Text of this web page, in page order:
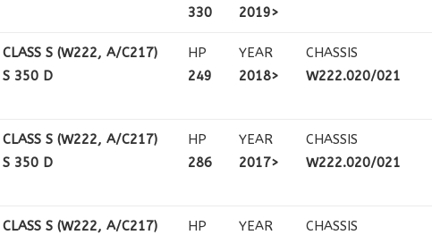
330
2019>
CLASS S (W222, A/C217)
S 350 D
HP
249
YEAR
2018>
CHASSIS
W222.020/021
CLASS S (W222, A/C217)
S 350 D
HP
286
YEAR
2017>
CHASSIS
W222.020/021
CLASS S (W222, A/C217)
HP
YEAR
CHASSIS